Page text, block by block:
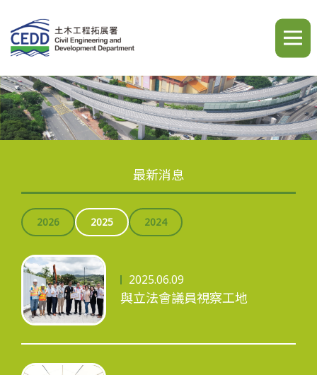
繁 简 ENG A A A
最新消息
工程進度
最新消息
2026 2025 2024
2025.06.09
與立法會議員視察工地